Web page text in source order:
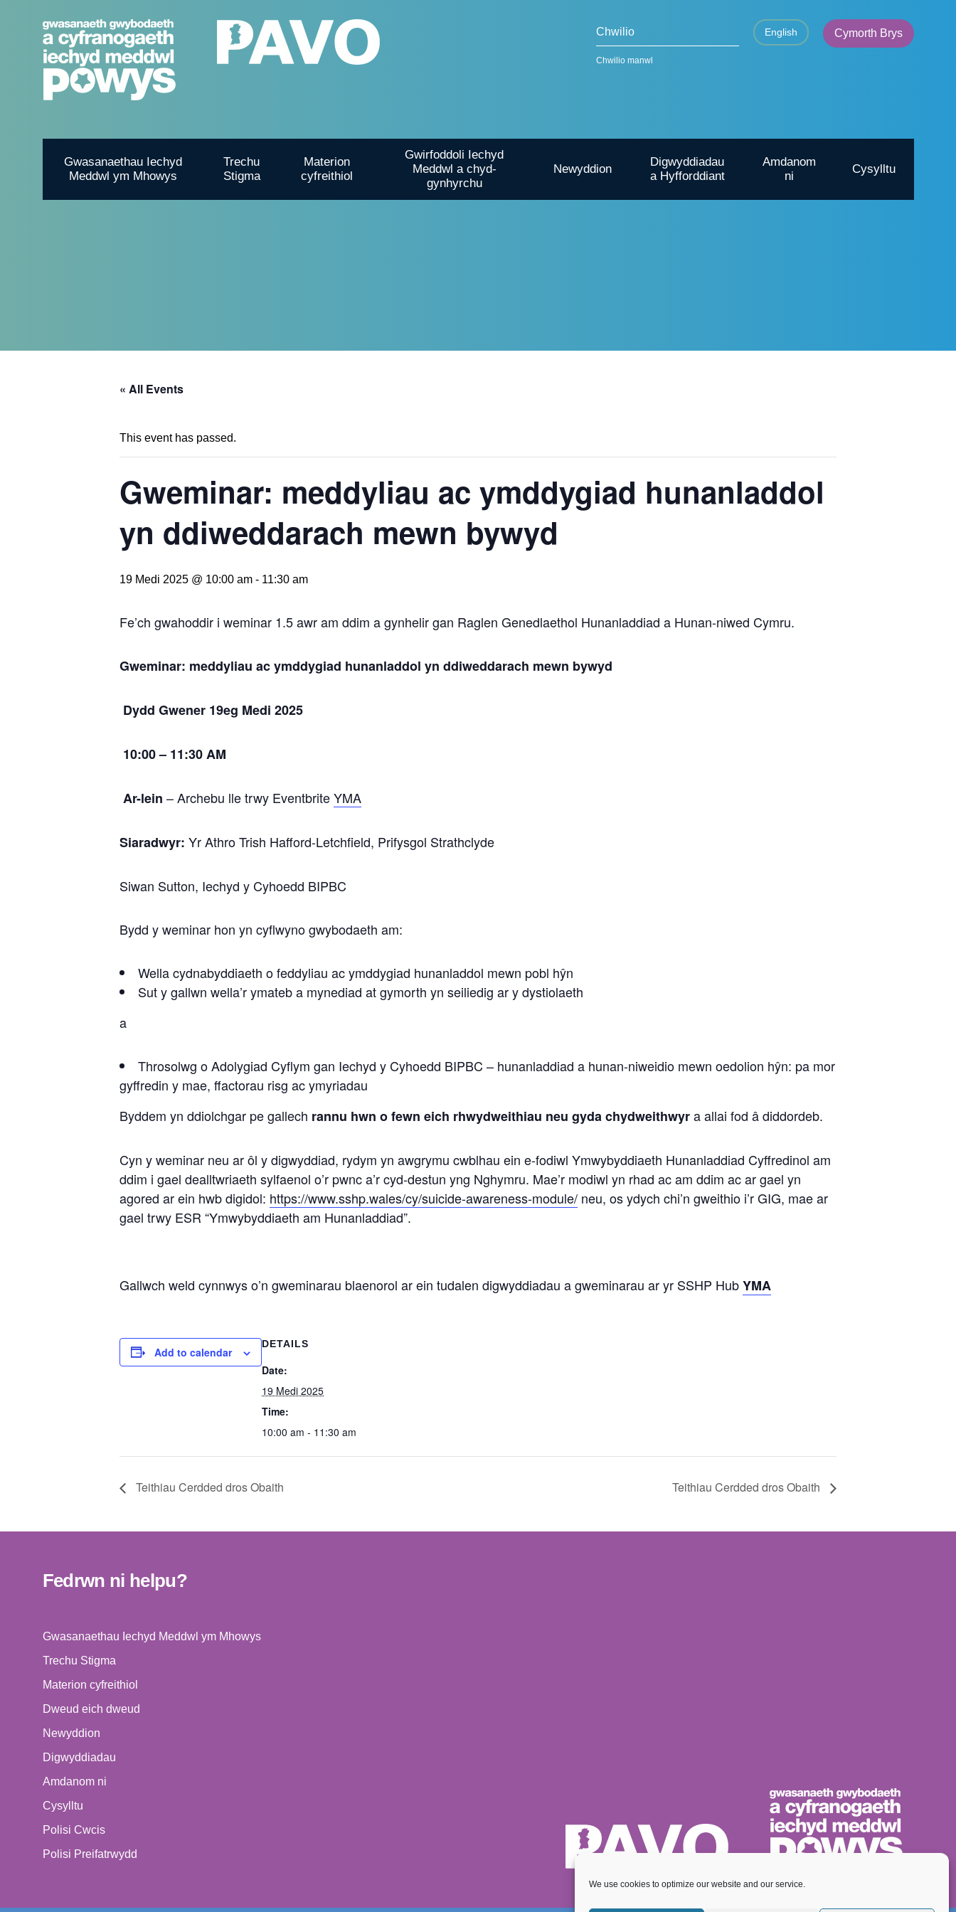
We use cookies to optimize our website and our service.
Chwilio manwl
English Cymorth Brys
Gwasanaethau Iechyd
Meddwl ym Mhowys
Trechu
Stigma
Materion
cyfreithiol
Gwirfoddoli Iechyd
Meddwl a chyd-
gynhyrchu
Newyddion
Digwyddiadau
a Hyfforddiant
Amdanom
ni
Cysylltu
« All Events
This event has passed.
Gweminar: meddyliau ac ymddygiad hunanladdol
yn ddiweddarach mewn bywyd
19 Medi 2025 @ 10:00 am - 11:30 am
Fe’ch gwahoddir i weminar 1.5 awr am ddim a gynhelir gan Raglen Genedlaethol Hunanladdiad a Hunan-niwed Cymru.
Gweminar: meddyliau ac ymddygiad hunanladdol yn ddiweddarach mewn bywyd
Dydd Gwener 19eg Medi 2025
10:00 – 11:30 AM
Ar-lein – Archebu lle trwy EventbriteYMA
Siaradwyr: Yr Athro Trish Hafford-Letchfield, Prifysgol Strathclyde
Siwan Sutton, Iechyd y Cyhoedd BIPBC
Bydd y weminar hon yn cyflwyno gwybodaeth am:
Wella cydnabyddiaeth o feddyliau ac ymddygiad hunanladdol mewn pobl hŷn
Sut y gallwn wella’r ymateb a mynediad at gymorth yn seiliedig ar y dystiolaeth
a
Throsolwg o Adolygiad Cyflym gan Iechyd y Cyhoedd BIPBC – hunanladdiad a hunan-niweidio mewn oedolion hŷn: pa mor
gyffredin y mae, ffactorau risg ac ymyriadau
Byddem yn ddiolchgar pe gallech rannu hwn o fewn eich rhwydweithiau neu gyda chydweithwyra allai fod â diddordeb.
Cyn y weminar neu ar ôl y digwyddiad, rydym yn awgrymu cwblhau ein e-fodiwl Ymwybyddiaeth Hunanladdiad Cyffredinol am
ddim i gael dealltwriaeth sylfaenol o’r pwnc a’r cyd-destun yng Nghymru. Mae’r modiwl yn rhad ac am ddim ac ar gael yn
agored ar ein hwb digidol: https://www.sshp.wales/cy/suicide-awareness-module/ neu, os ydych chi’n gweithio i’r GIG, mae ar
gael trwy ESR “Ymwybyddiaeth am Hunanladdiad”.
Gallwch weld cynnwys o’n gweminarau blaenorol ar ein tudalen digwyddiadau a gweminarau ar yr SSHP HubYMA
Add to calendar
DETAILS
Date:
19 Medi 2025
Time:
10:00 am - 11:30 am
Teithiau Cerdded dros Obaith Teithiau Cerdded dros Obaith
Fedrwn ni helpu?
Gwasanaethau Iechyd Meddwl ym Mhowys
Trechu Stigma
Materion cyfreithiol
Dweud eich dweud
Newyddion
Digwyddiadau
Amdanom ni
Cysylltu
Polisi Cwcis
Polisi Preifatrwydd